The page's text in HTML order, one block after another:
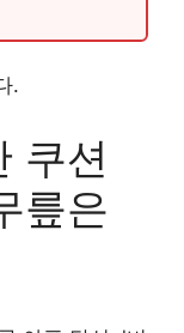
.
쿠션
릎은